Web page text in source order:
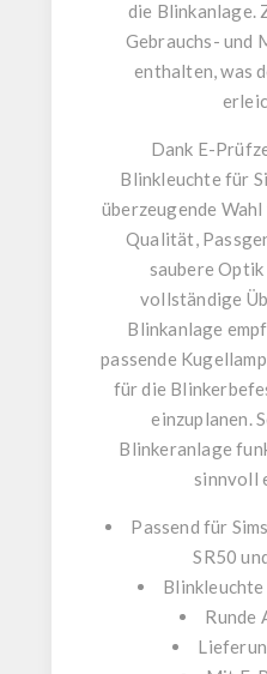
die Blinkanlage.
Gebrauchs- und
enthalten, was
Dank E-
Blinkleuchte für
überzeugende
Qualität,
saubere
vollständige
Blinkanlage
passende
für die
einzuplanen.
Blinkeranlage
sinnvoll
Passend für
SR50
Runde